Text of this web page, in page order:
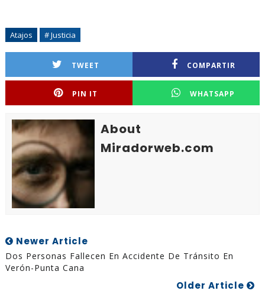
Atajos # Justicia
TWEET COMPARTIR
PIN IT WHATSAPP
About
Miradorweb.com
Newer Article
Dos Personas Fallecen En Accidente De Tránsito En
Verón-Punta Cana
Older Article